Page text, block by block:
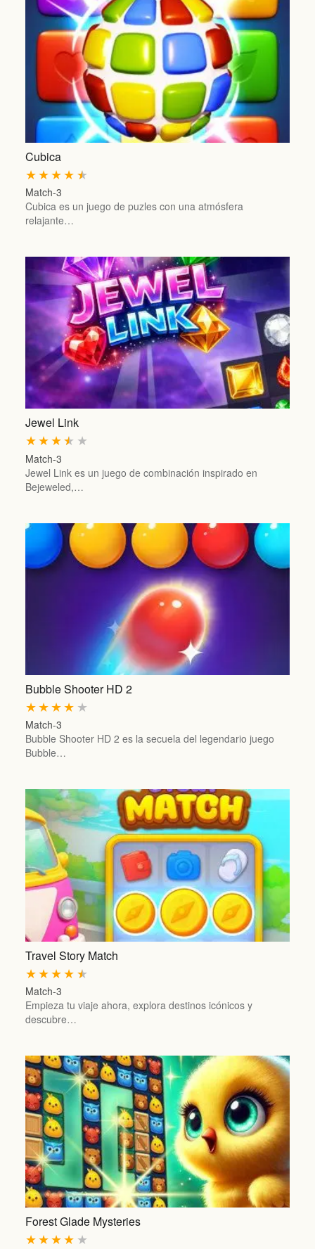
Cubica
★
★
★
★
★
Match-3
Cubica es un juego de puzles con una atmósfera
relajante…
Jewel Link
★
★
★
★
★
Match-3
Jewel Link es un juego de combinación inspirado en
Bejeweled,…
Bubble Shooter HD 2
★
★
★
★
★
Match-3
Bubble Shooter HD 2 es la secuela del legendario juego
Bubble…
Travel Story Match
★
★
★
★
★
Match-3
Empieza tu viaje ahora, explora destinos icónicos y
descubre…
Forest Glade Mysteries
★
★
★
★
★